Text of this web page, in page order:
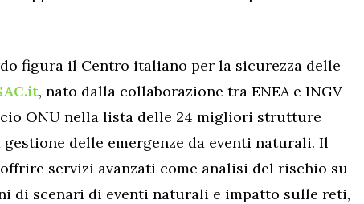
figura il Centro italiano per la sicurezza delle
, nato dalla collaborazione tra ENEA e INGV
ONU nella lista delle 24 migliori strutture
delle emergenze da eventi naturali. Il
servizi avanzati come analisi del rischio su
di scenari di eventi naturali e impatto sulle reti,